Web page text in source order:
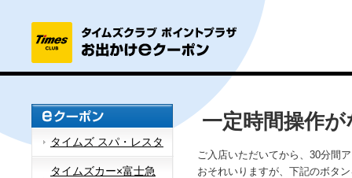
タイムズ スパ・レスタ
タイムズカー×富士急
一定時間操作
ご入店いただいてから、30分間
おそれいりますが、下記のボタ